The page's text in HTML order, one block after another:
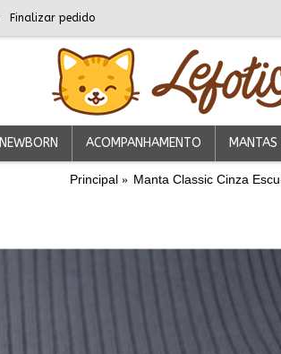
Finalizar pedido
NEWBORN ACOMPANHAMENTO MANTAS
Principal Manta Classic Cinza